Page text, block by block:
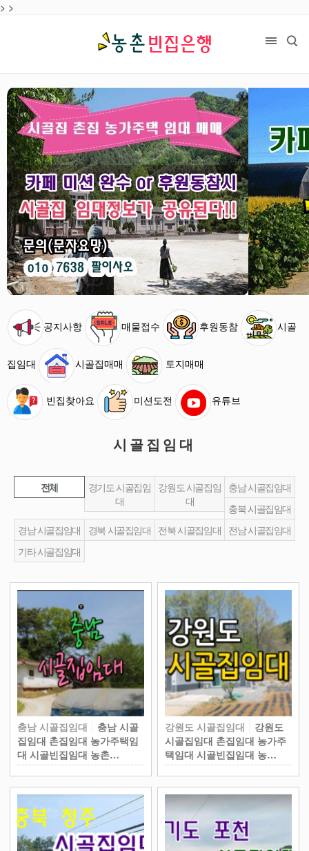
> >
공지사항 매물접수 후원동참 시골
집임대 시골집매매 토지매매
빈집찾아요 미션도전 유튜브
시골집임대
전체
경기도 시골집임
대
강원도 시골집임
대
충남 시골집임대
충북 시골집임대
경남 시골집임대
경북 시골집임대 전북 시골집임대 전남 시골집임대
기타 시골집임대
충남 시골집임대
충남 시골
집임대 촌집임대 농가주택임
대 시골빈집임대 농촌…
강원도 시골집임대
강원도
시골집임대 촌집임대 농가주
택임대 시골빈집임대 농…